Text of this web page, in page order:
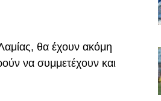
θα έχουν ακόμη
να συμμετέχουν και